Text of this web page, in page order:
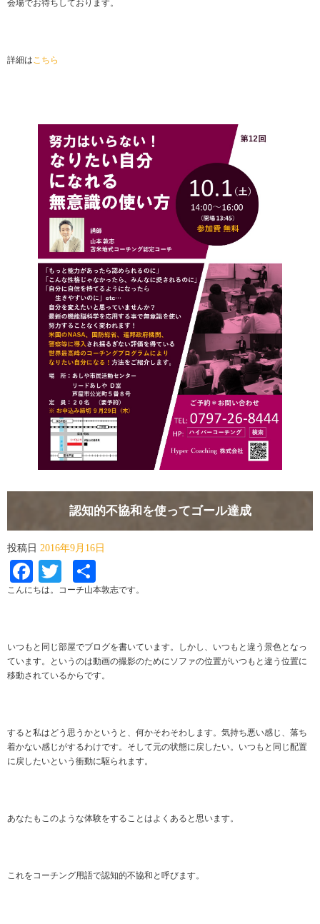
会場でお待ちしております。
詳細は こちら
認知的不協和を使ってゴール達成
投稿日 2016年9月16日
Facebook
Twitter
有
こんにちは。コーチ山本敦志です。
いつもと同じ部屋でブログを書いています。しかし、いつもと違う景色となっ
ています。というのは動画の撮影のためにソファの位置がいつもと違う位置に
移動されているからです。
すると私はどう思うかというと、何かそわそわします。気持ち悪い感じ、落ち
着かない感じがするわけです。そして元の状態に戻したい。いつもと同じ配置
に戻したいという衝動に駆られます。
あなたもこのような体験をすることはよくあると思います。
これをコーチング用語で認知的不協和と呼びます。